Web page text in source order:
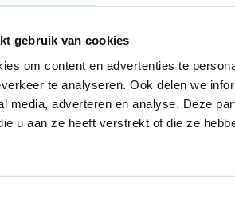
gebruik van cookies
om content en advertenties te
te analyseren. Ook delen we
media, adverteren en analyse. Deze
u aan ze heeft verstrekt of die ze
Inschrijven
ONTVANG
KORTING OP
PAK